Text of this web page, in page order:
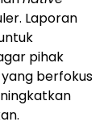
Laporan
pihak
berfokus